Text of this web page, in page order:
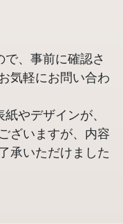
、事前に確認さ
気軽にお問い合わ
やデザインが、
ざいますが、内容
承いただけました